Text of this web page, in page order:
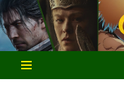
Aller
au
contenu